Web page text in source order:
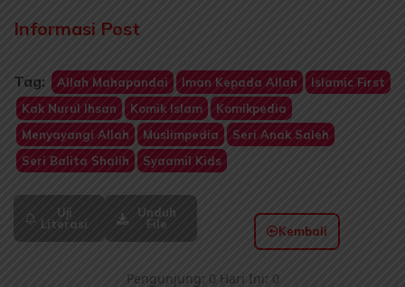
Informasi Post
Tag: Allah Mahapandai Iman Kepada Allah
Islamic First
Kak Nurul Ihsan
Komik Islam
Komikpedia
Menyayangi Allah
Muslimpedia
Seri Anak Saleh
Seri Balita Shalih
Syaamil Kids
Uji
Literasi
Unduh
File
Kembali
Pengunjung: 0 Hari Ini: 0